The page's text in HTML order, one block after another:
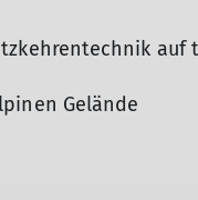
auf
Gelände